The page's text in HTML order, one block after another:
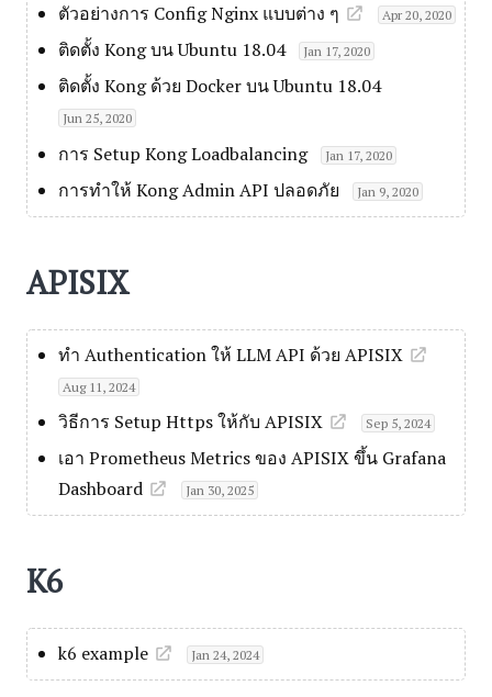
ตัวอย่างการ Config Nginx แบบต่าง ๆ Apr 20, 2020
ติดตั้ง Kong บน Ubuntu 18.04 Jan 17, 2020
ติดตั้ง Kong ด้วย Docker บน Ubuntu 18.04
Jun 25, 2020
การ Setup Kong Loadbalancing Jan 17, 2020
การทำให้ Kong Admin API ปลอดภัย Jan 9, 2020
APISIX
ทำ Authentication ให้ LLM API ด้วย APISIX
Aug 11, 2024
วิธีการ Setup Https ให้กับ APISIX Sep 5, 2024
เอา Prometheus Metrics ของ APISIX ขึ้น Grafana
Dashboard
Jan 30, 2025
K6
k6 example Jan 24, 2024